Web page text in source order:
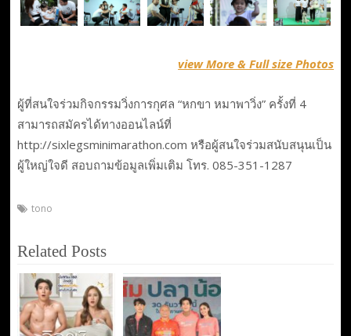
view More & Full size Photos
ผู้ที่สนใจร่วมกิจกรรมวิ่งการกุศล “หกขา หมาพาวิ่ง” ครั้งที่ 4
สามารถสมัครได้ทางออนไลน์ที่
http://sixlegsminimarathon.com หรือผู้สนใจร่วมสนับสนุนเป็น
ผู้ใหญ่ใจดี สอบถามข้อมูลเพิ่มเติม โทร. 085-351-1287
tono
Related Posts